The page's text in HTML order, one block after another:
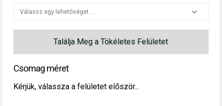
Találja Meg a Tökéletes Felületet
Csomag méret
Kérjük, válassza a felületet először...